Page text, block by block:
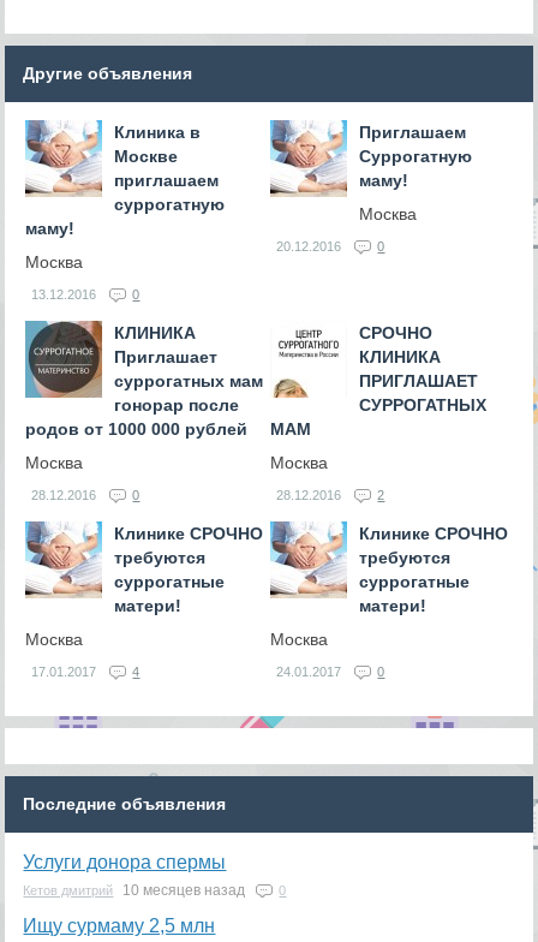
Другие объявления
Клиника в
Москве
приглашаем
суррогатную
маму!
Москва
13.12.2016 0
Приглашаем
Суррогатную
маму!
Москва
20.12.2016 0
КЛИНИКА
Приглашает
суррогатных мам
гонорар после
родов от 1000 000 рублей
Москва
28.12.2016 0
СРОЧНО
КЛИНИКА
ПРИГЛАШАЕТ
СУРРОГАТНЫХ
МАМ
Москва
28.12.2016 2
Клинике СРОЧНО
требуются
суррогатные
матери!
Москва
17.01.2017 4
Клинике СРОЧНО
требуются
суррогатные
матери!
Москва
24.01.2017 0
Последние объявления
Услуги донора спермы
Кетов дмитрий 10 месяцев назад 0
Ищу сурмаму 2,5 млн